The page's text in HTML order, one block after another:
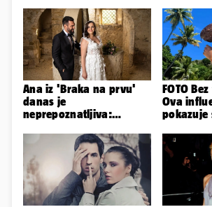
Ana iz 'Braka na prvu'
danas je
neprepoznatljiva:
ovako sad izgleda
FOTO
Ova
pokazuje